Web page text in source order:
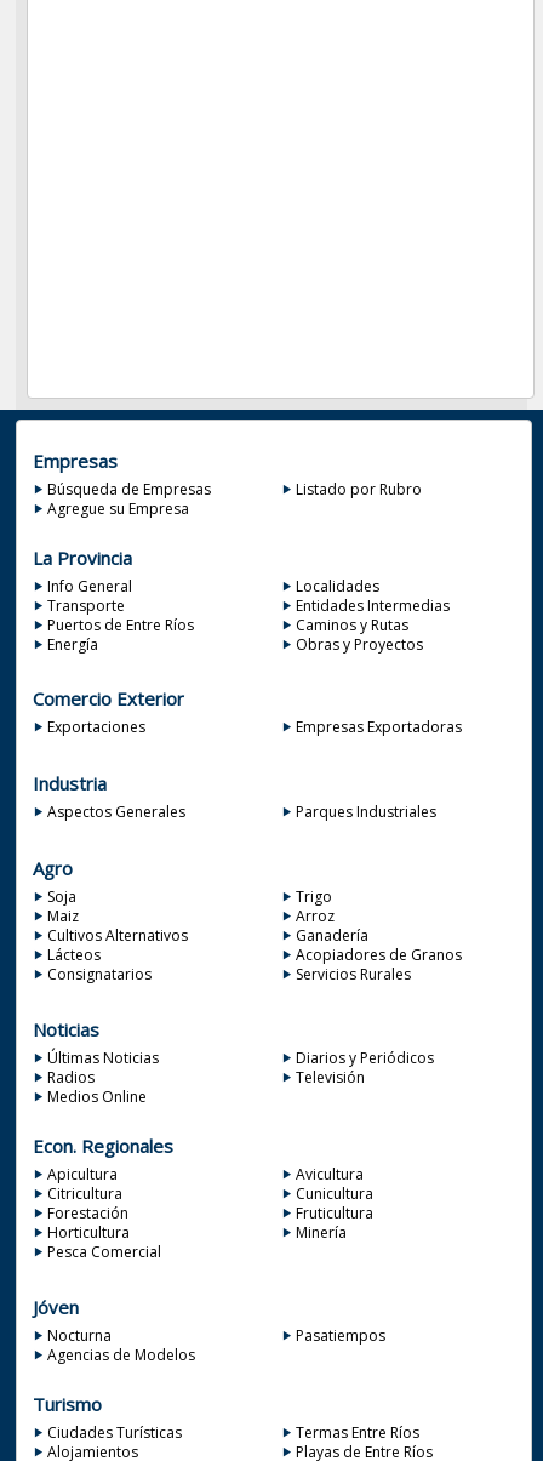
Empresas
Búsqueda de Empresas
Listado por Rubro
Agregue su Empresa
La Provincia
Info General
Localidades
Transporte
Entidades Intermedias
Puertos de Entre Ríos
Caminos y Rutas
Energía
Obras y Proyectos
Comercio Exterior
Exportaciones Empresas Exportadoras
Industria
Aspectos Generales Parques Industriales
Agro
Soja
Trigo
Maiz
Arroz
Cultivos Alternativos
Ganadería
Lácteos
Acopiadores de Granos
Consignatarios
Servicios Rurales
Noticias
Últimas Noticias
Diarios y Periódicos
Radios
Televisión
Medios Online
Econ. Regionales
Apicultura
Avicultura
Citricultura
Cunicultura
Forestación
Fruticultura
Horticultura
Minería
Pesca Comercial
Jóven
Nocturna
Pasatiempos
Agencias de Modelos
Turismo
Ciudades Turísticas
Termas Entre Ríos
Alojamientos
Playas de Entre Ríos